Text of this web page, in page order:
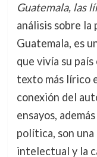
Guatemala, las
análisis sobre
Guatemala, es
que vivía su país
texto más lírico
conexión del
ensayos,
política, son
intelectual y la